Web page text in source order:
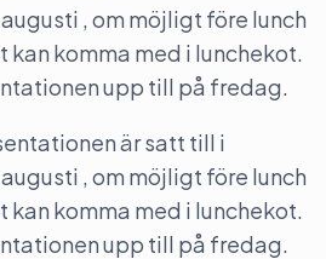
, om möjligt före lunch
komma med i lunchekot.
upp till på fredag.
är satt till i
, om möjligt före lunch
komma med i lunchekot.
upp till på fredag.